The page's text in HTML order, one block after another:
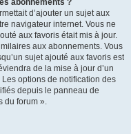
abonnements ?
d’ajouter un sujet aux
navigateur internet. Vous ne
aux favoris était mis à jour.
aux abonnements. Vous
sujet ajouté aux favoris est
de la mise à jour d’un
options de notification des
depuis le panneau de
du forum ».